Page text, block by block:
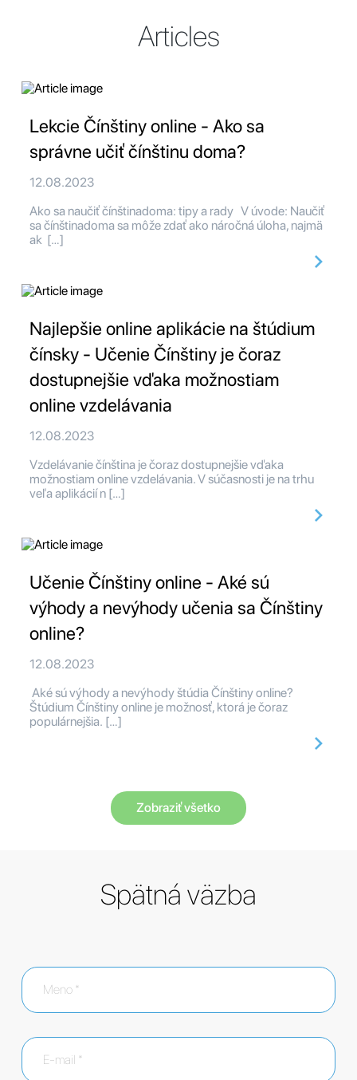
Articles
Lekcie Čínštiny online - Ako sa
správne učiť čínštinu doma?
12.08.2023
Ako sa naučiť čínštinadoma: tipy a rady V úvode: Naučiť
sa čínštinadoma sa môže zdať ako náročná úloha, najmä
ak […]
Najlepšie online aplikácie na štúdium
čínsky - Učenie Čínštiny je čoraz
dostupnejšie vďaka možnostiam
online vzdelávania
12.08.2023
Vzdelávanie čínština je čoraz dostupnejšie vďaka
možnostiam online vzdelávania. V súčasnosti je na trhu
veľa aplikácií n […]
Učenie Čínštiny online - Aké sú
výhody a nevýhody učenia sa Čínštiny
online?
12.08.2023
Aké sú výhody a nevýhody štúdia Čínštiny online?
Štúdium Čínštiny online je možnosť, ktorá je čoraz
populárnejšia. […]
Zobraziť všetko
Spätná väzba